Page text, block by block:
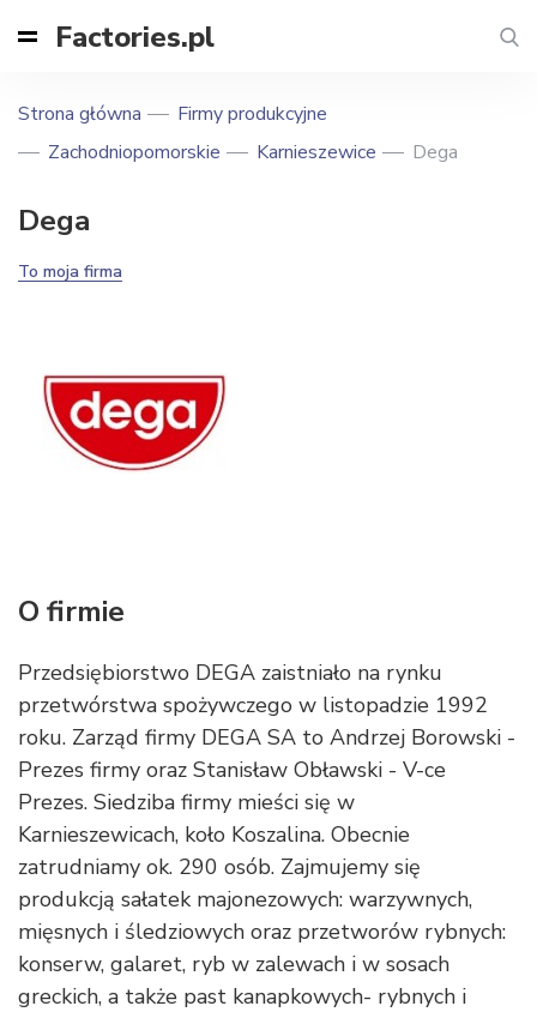
Factories.pl
Strona główna
Firmy produkcyjne
Zachodniopomorskie
Karnieszewice Dega
Dega
To moja firma
O firmie
Przedsiębiorstwo DEGA zaistniało na rynku
przetwórstwa spożywczego w listopadzie 1992
roku. Zarząd firmy DEGA SA to Andrzej Borowski -
Prezes firmy oraz Stanisław Obławski - V-ce
Prezes. Siedziba firmy mieści się w
Karnieszewicach, koło Koszalina. Obecnie
zatrudniamy ok. 290 osób. Zajmujemy się
produkcją sałatek majonezowych: warzywnych,
mięsnych i śledziowych oraz przetworów rybnych:
konserw, galaret, ryb w zalewach i w sosach
greckich, a także past kanapkowych- rybnych i